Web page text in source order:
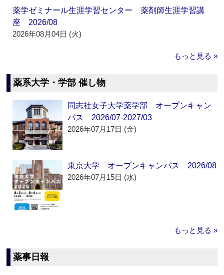
薬学ゼミナール生涯学習センター 薬剤師生涯学習講
座 2026/08
2026年08月04日 (火)
もっと見る »
薬系大学・学部 催し物
同志社女子大学薬学部 オープンキャン
パス 2026/07-2027/03
2026年07月17日 (金)
東京大学 オープンキャンパス 2026/08
2026年07月15日 (水)
もっと見る »
薬事日報